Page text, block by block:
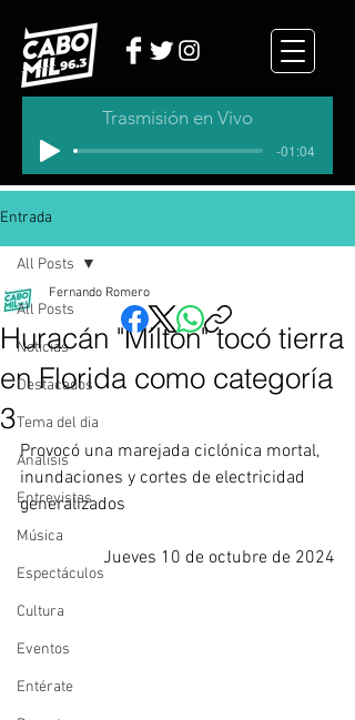
Trasmisión en Vivo
-01:04
Entrada
All Posts
Noticias
Destacados
Tema del dia
Analisis
Entrevistas
Música
Espectáculos
Cultura
Eventos
Entérate
All Posts
Huracán "Milton" tocó tierra
en Florida como categoría
3
Fernando Romero
Provocó una marejada ciclónica mortal,
inundaciones y cortes de electricidad
generalizados
Jueves 10 de octubre de 2024